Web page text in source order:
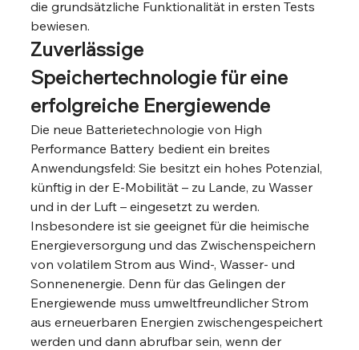
die grundsätzliche Funktionalität in ersten Tests
bewiesen.
Zuverlässige
Speichertechnologie für eine
erfolgreiche Energiewende
Die neue Batterietechnologie von High
Performance Battery bedient ein breites
Anwendungsfeld: Sie besitzt ein hohes Potenzial,
künftig in der E-Mobilität – zu Lande, zu Wasser
und in der Luft – eingesetzt zu werden.
Insbesondere ist sie geeignet für die heimische
Energieversorgung und das Zwischenspeichern
von volatilem Strom aus Wind-, Wasser- und
Sonnenenergie. Denn für das Gelingen der
Energiewende muss umweltfreundlicher Strom
aus erneuerbaren Energien zwischengespeichert
werden und dann abrufbar sein, wenn der